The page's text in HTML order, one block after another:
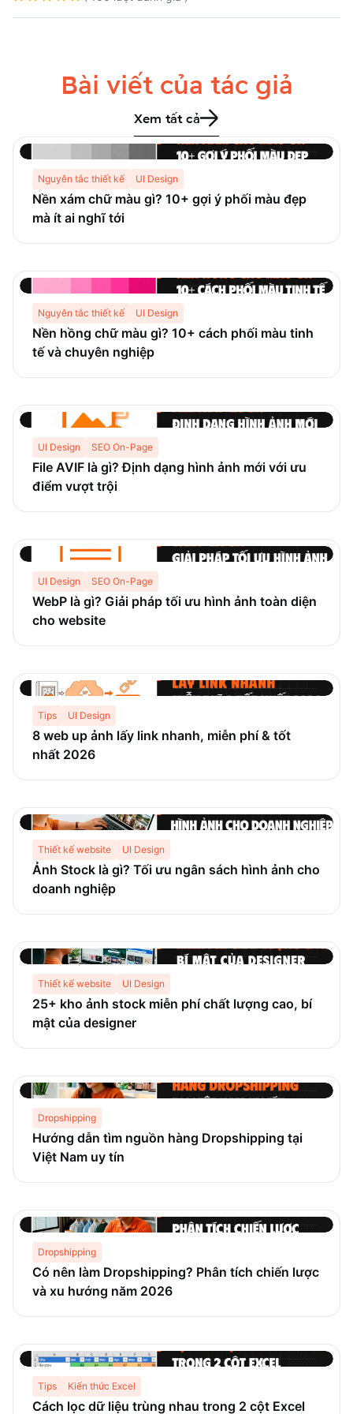
Bài viết của tác giả
Xem tất cả
Nguyên tắc thiết kế UI Design
Nền xám chữ màu gì? 10+ gợi ý phối màu đẹp
mà ít ai nghĩ tới
Nguyên tắc thiết kế UI Design
Nền hồng chữ màu gì? 10+ cách phối màu tinh
tế và chuyên nghiệp
UI Design SEO On-Page
File AVIF là gì? Định dạng hình ảnh mới với ưu
điểm vượt trội
UI Design SEO On-Page
WebP là gì? Giải pháp tối ưu hình ảnh toàn diện
cho website
Tips UI Design
8 web up ảnh lấy link nhanh, miễn phí & tốt
nhất 2026
Thiết kế website UI Design
Ảnh Stock là gì? Tối ưu ngân sách hình ảnh cho
doanh nghiệp
Thiết kế website UI Design
25+ kho ảnh stock miễn phí chất lượng cao, bí
mật của designer
Dropshipping
Hướng dẫn tìm nguồn hàng Dropshipping tại
Việt Nam uy tín
Dropshipping
Có nên làm Dropshipping? Phân tích chiến lược
và xu hướng năm 2026
Tips Kiến thức Excel
Cách lọc dữ liệu trùng nhau trong 2 cột Excel